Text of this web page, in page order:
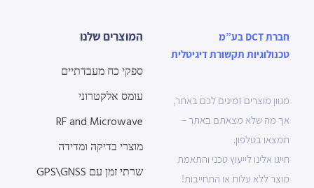
חברת DCT בע”מ
טכנולוגיות תקשורת דיגיטלית
מגוון מוצרים זמינים לכם באתר,
אך מה שלא מצאתם באתר –
תמצאו בטלפון.
חייגו אלינו לייעוץ טכני והתאמת
מוצר ללא עלות או התחייבות!
המוצרים שלנו
ספקי כח מעבדתיים
עומס אלקטרוני
RF and Microwave
מוצרי בדיקה ומדידה
שרתי זמן עם GPS\GNSS